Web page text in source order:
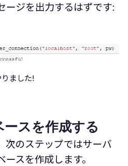
ージを出力するはずです:
りました!
スを作成する
次のステップではサーバ
スを作成します。